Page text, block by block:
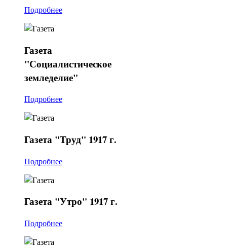
Подробнее
Газета
"Социалистическое
земледелие"
Подробнее
Газета "Труд" 1917 г.
Подробнее
Газета "Утро" 1917 г.
Подробнее